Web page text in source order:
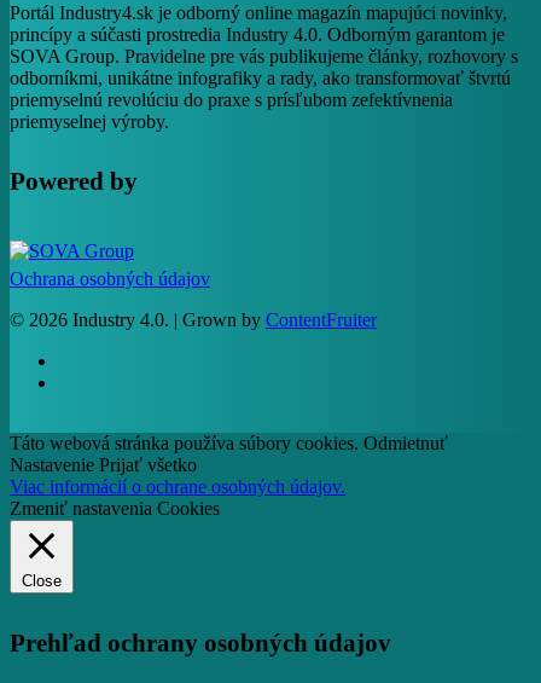
Portál Industry4.sk je odborný online magazín mapujúci novinky,
princípy a súčasti prostredia Industry 4.0. Odborným garantom je
SOVA Group. Pravidelne pre vás publikujeme články, rozhovory s
odborníkmi, unikátne infografiky a rady, ako transformovať štvrtú
priemyselnú revolúciu do praxe s prísľubom zefektívnenia
priemyselnej výroby.
Powered by
Ochrana osobných údajov
© 2026 Industry 4.0. | Grown by ContentFruiter
Táto webová stránka používa súbory cookies. Odmietnuť
Nastavenie Prijať všetko
Viac informácií o ochrane osobných údajov.
Zmeniť nastavenia Cookies
Close
Prehľad ochrany osobných údajov